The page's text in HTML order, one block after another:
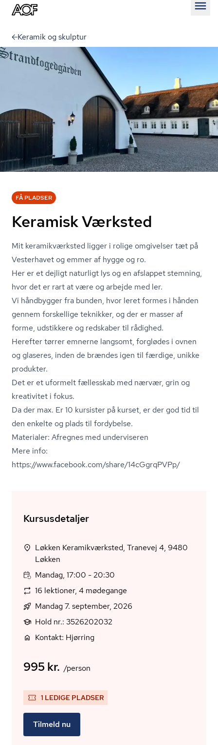
Keramik og skulptur
FÅ PLADSER
Keramisk Værksted
Mit ke­ra­mi­k­værk­sted ligger i rolige omgivelser tæt på
Vesterhavet og emmer af hygge og ro.
Her er et dejligt naturligt lys og en afslappet stemning,
hvor det er rart at være og arbejde med ler.
Vi håndbygger fra bunden, hvor leret formes i hånden
gennem forskellige teknikker, og der er masser af
forme, udstikkere og redskaber til rådighed.
Herefter tørrer emnerne langsomt, forglødes i ovnen
og glaseres, inden de brændes igen til færdige, unikke
produkter.
Det er et uformelt fællesskab med nærvær, grin og
kreativitet i fokus.
Da der max. Er 10 kursister på kurset, er der god tid til
den enkelte og plads til fordybelse.
Materialer: Afregnes med underviseren
Mere info:
https://www.facebook.com/share/14cGgrqPVPp/
Kursusdetaljer
Løkken Keramikværksted, Tranevej 4, 9480
Løkken
Mandag, 17:00 - 20:30
16 lektioner, 4 mødegange
Mandag 7. september, 2026
Hold nr.: 3526202032
Kontakt: Hjørring
995 kr. /person
1 LEDIGE PLADSER
Tilmeld nu